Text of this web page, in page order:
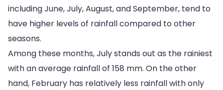
including June, July, August, and September, tend to
have higher levels of rainfall compared to other
seasons.
Among these months, July stands out as the rainiest
with an average rainfall of 158 mm. On the other
hand, February has relatively less rainfall with only